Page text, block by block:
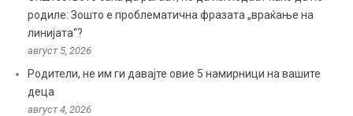
родиле: Зошто е проблематична фразата „враќање на
линијата“?
август 5, 2026
Родители, не им ги давајте овие 5 намирници на вашите
деца
август 4, 2026